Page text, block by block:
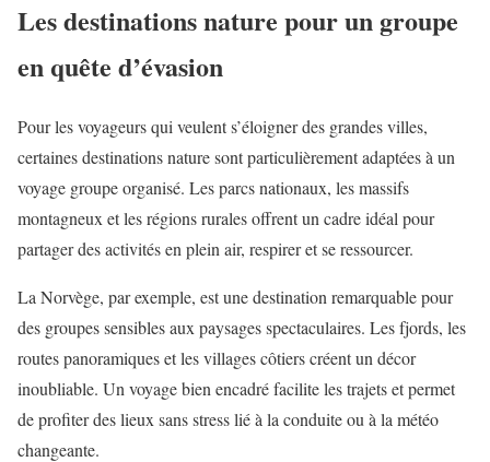
Les destinations nature pour un groupe
en quête d’évasion
Pour les voyageurs qui veulent s’éloigner des grandes villes,
certaines destinations nature sont particulièrement adaptées à un
voyage groupe organisé. Les parcs nationaux, les massifs
montagneux et les régions rurales offrent un cadre idéal pour
partager des activités en plein air, respirer et se ressourcer.
La Norvège, par exemple, est une destination remarquable pour
des groupes sensibles aux paysages spectaculaires. Les fjords, les
routes panoramiques et les villages côtiers créent un décor
inoubliable. Un voyage bien encadré facilite les trajets et permet
de profiter des lieux sans stress lié à la conduite ou à la météo
changeante.